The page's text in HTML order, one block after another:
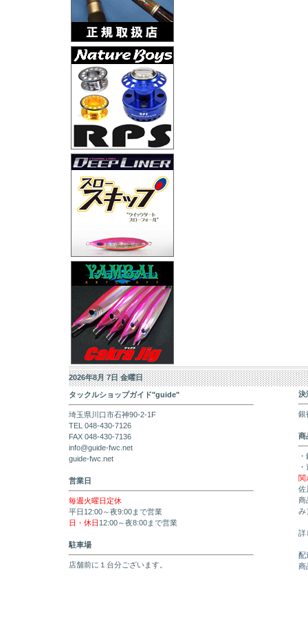
2026年8月 7日 金曜日
タックルショップガイド"guide"
埼玉県川口市石神90-2-1F
TEL 048-430-7126
FAX 048-430-7136
info@guide-fwc.net
guide-fwc.net
営業日
毎週火曜日定休
平日12:00～夜9:00まで営業
日・休日 12:00～夜8:00まで営業
駐車場
店舗前に１台分ございます。
決
銀
商
関
佐
商
み
詳
配
商